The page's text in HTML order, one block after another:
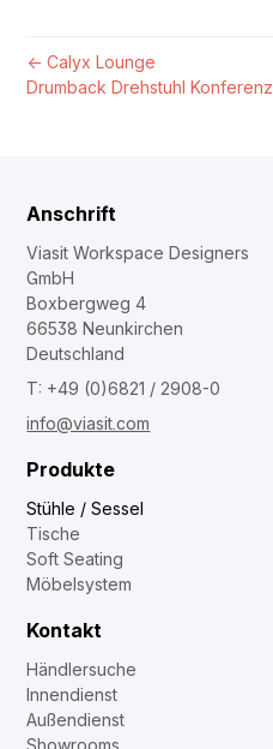
←Calyx Lounge
Drumback Drehstuhl Konferenz
Anschrift
Viasit Workspace Designers
GmbH
Boxbergweg 4
66538 Neunkirchen
Deutschland
T: +49 (0)6821 / 2908-0
info@viasit.com
Produkte
Stühle / Sessel
Tische
Soft Seating
Möbelsystem
Kontakt
Händlersuche
Innendienst
Außendienst